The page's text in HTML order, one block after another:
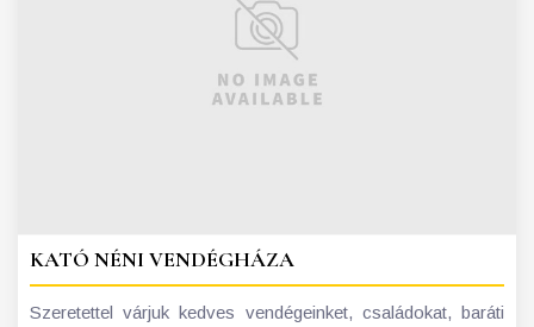
KATÓ NÉNI VENDÉGHÁZA
Szeretettel várjuk kedves vendégeinket, családokat, baráti